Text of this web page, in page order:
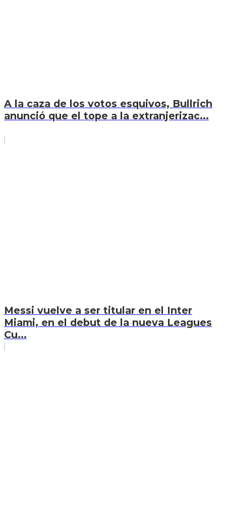
A la caza de los votos esquivos, Bullrich
anunció que el tope a la extranjerizac...
Messi vuelve a ser titular en el Inter
Miami, en el debut de la nueva Leagues
Cu...